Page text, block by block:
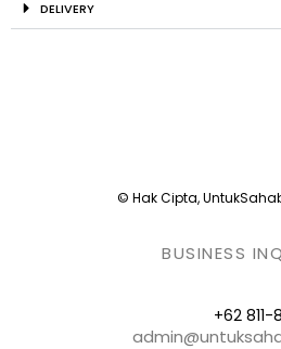
DELIVERY
© Hak Cipta,
BUSINESS
+62